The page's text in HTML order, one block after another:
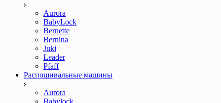
Aurora
BabyLock
Bernette
Bernina
Juki
Leader
Pfaff
Распошивальные машины
Aurora
Babylock